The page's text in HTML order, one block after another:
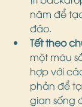
năm để
đáo.
Tết theo
một màu
hợp với
phản để
gian sống